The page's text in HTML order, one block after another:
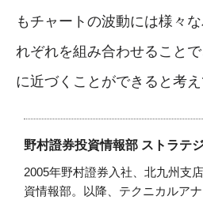
もチャートの波動には様々
れぞれを組み合わせること
に近づくことができると考え
野村證券投資情報部 ストラテ
2005年野村證券入社、北九州支
資情報部。以降、テクニカルア